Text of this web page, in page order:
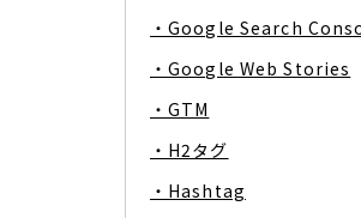
・Google Search
・Google Web Stories
・GTM
・H2タグ
・Hashtag